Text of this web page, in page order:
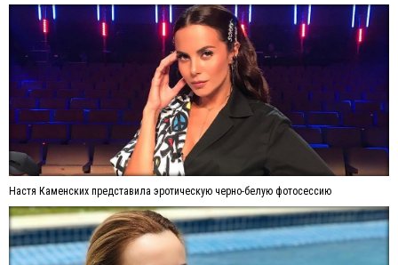
Настя Каменских представила эротическую черно-белую фотосессию